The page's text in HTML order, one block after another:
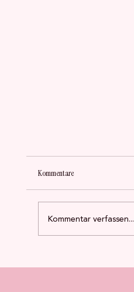
Kommentare
Kommentar verfassen...